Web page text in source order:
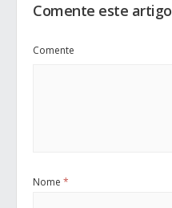
Comente este artigo
Comente
Nome *